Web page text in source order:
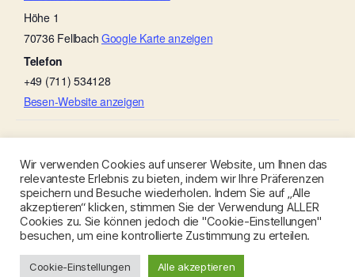
Höhe 1
70736 Fellbach Google Karte anzeigen
Telefon
+49 (711) 534128
Besen-Website anzeigen
© 2026Besen-Stuttgart.de
Datenschutzerklärung
Nach oben
Wir verwenden Cookies auf unserer Website, um Ihnen das
relevanteste Erlebnis zu bieten, indem wir Ihre Präferenzen
speichern und Besuche wiederholen. Indem Sie auf „Alle
akzeptieren“ klicken, stimmen Sie der Verwendung ALLER
Cookies zu. Sie können jedoch die "Cookie-Einstellungen"
besuchen, um eine kontrollierte Zustimmung zu erteilen.
Cookie-Einstellungen Alle akzeptieren